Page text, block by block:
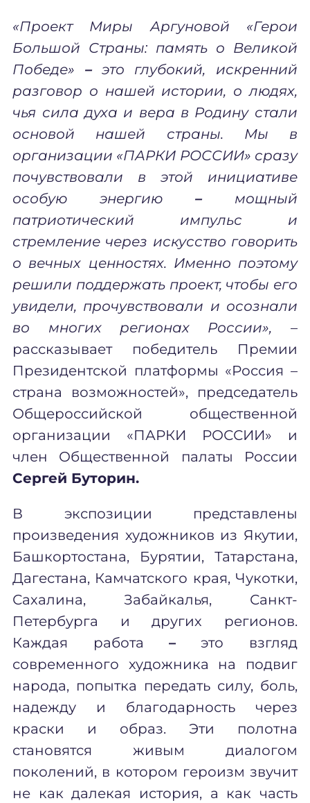
«Проект Миры Аргуновой «Герои
Большой Страны: память о Великой
Победе» –это глубокий, искренний
разговор о нашей истории, о людях,
чья сила духа и вера в Родину стали
основой нашей страны. Мы в
организации «ПАРКИ РОССИИ» сразу
почувствовали в этой инициативе
особую энергию –мощный
патриотический импульс и
стремление через искусство говорить
о вечных ценностях. Именно поэтому
решили поддержать проект, чтобы его
увидели, прочувствовали и осознали
во многих регионах России», –
рассказывает победитель Премии
Президентской платформы «Россия –
страна возможностей», председатель
Общероссийской общественной
организации «ПАРКИ РОССИИ» и
член Общественной палаты России
Сергей Буторин.
В экспозиции представлены
произведения художников из Якутии,
Башкортостана, Бурятии, Татарстана,
Дагестана, Камчатского края, Чукотки,
Сахалина, Забайкалья, Санкт-
Петербурга и других регионов.
Каждая работа – это взгляд
современного художника на подвиг
народа, попытка передать силу, боль,
надежду и благодарность через
краски и образ. Эти полотна
становятся живым диалогом
поколений, в котором героизм звучит
не как далекая история, а как часть